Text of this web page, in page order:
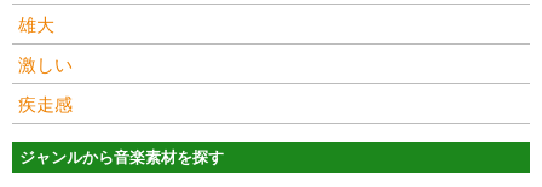
雄大
激しい
疾走感
ジャンルから音楽素材を探す